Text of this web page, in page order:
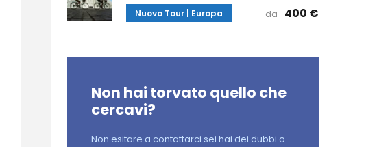
Nuovo Tour | Europa da 400 €
Non hai torvato quello che
cercavi?
Non esitare a contattarci sei hai dei dubbi o